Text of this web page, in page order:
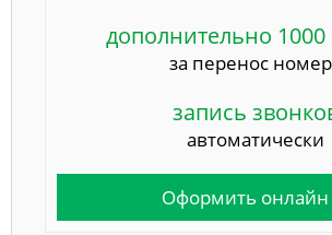
дополнительно 1000
за перенос
запись
автоматически
Оформить онлайн